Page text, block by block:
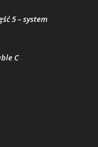
5 – system
C